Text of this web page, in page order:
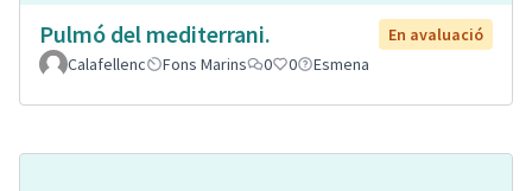
Pulmó del mediterrani.
En avaluació
Calafellenc
Fons Marins 0 0 Esmena